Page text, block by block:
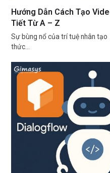
Hướng Dẫn Cách Tạo
Tiết Từ A – Z
Sự bùng nổ của trí tuệ nhân
thức…